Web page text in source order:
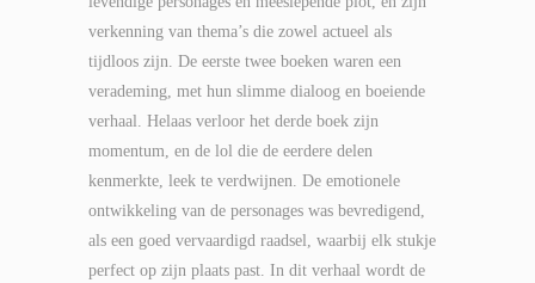
verkenning van thema’s die zowel actueel als
tijdloos zijn. De eerste twee boeken waren een
verademing, met hun slimme dialoog en boeiende
verhaal. Helaas verloor het derde boek zijn
momentum, en de lol die de eerdere delen
kenmerkte, leek te verdwijnen. De emotionele
ontwikkeling van de personages was bevredigend,
als een goed vervaardigd raadsel, waarbij elk stukje
perfect op zijn plaats past. In dit verhaal wordt de